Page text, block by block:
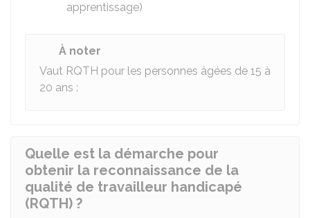
apprentissage)
À noter
Vaut RQTH pour les personnes âgées de 15 à
20 ans :
Quelle est la démarche pour
obtenir la reconnaissance de la
qualité de travailleur handicapé
(RQTH) ?